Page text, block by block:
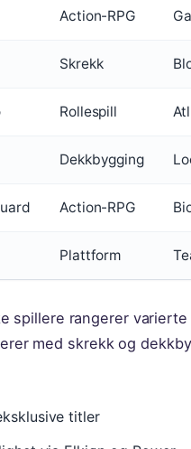
Action-RPG
Skrekk
Rollespill
Dekkbygging
Action-RPG
Plattform
spillere rangerer
med skrekk og
titler